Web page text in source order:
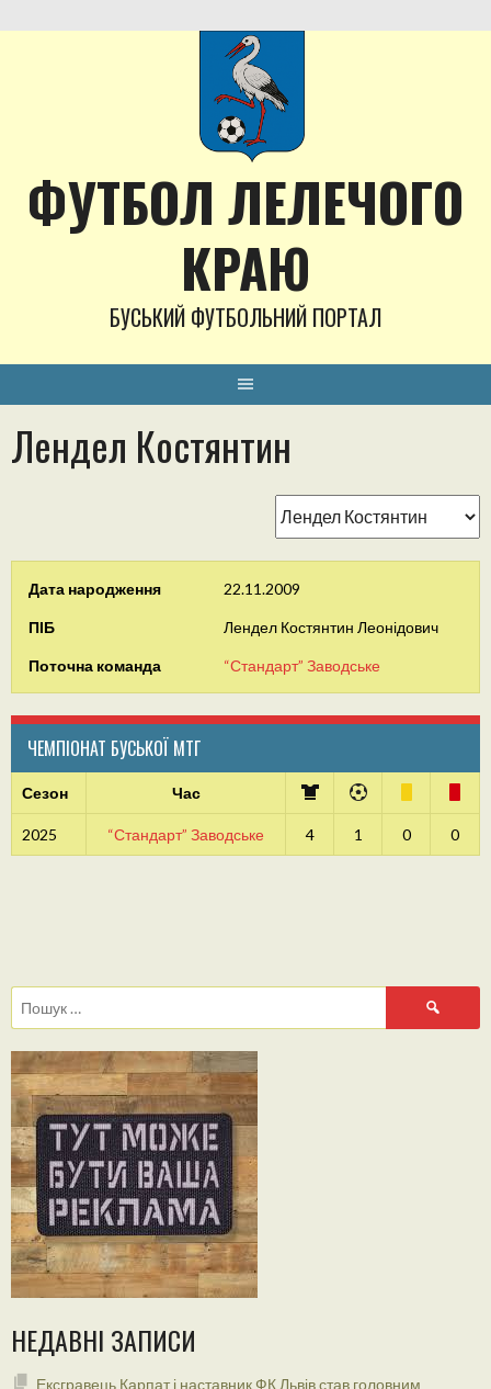
to
ФУТБОЛ ЛЕЛЕЧОГО
КРАЮ
БУСЬКИЙ ФУТБОЛЬНИЙ ПОРТАЛ
Лендел Костянтин
Дата народження 22.11.2009
ПІБ Лендел Костянтин Леонідович
Поточна команда “Стандарт” Заводське
ЧЕМПІОНАТ БУСЬКОЇ МТГ
Сезон Час
2025 “Стандарт” Заводське 4 1 0 0
Пошук:
НЕДАВНІ ЗАПИСИ
Ексгравець Карпат і наставник ФК Львів став головним